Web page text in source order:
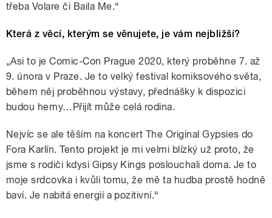
třeba Volare či Baila Me.“
Která z věcí, kterým se věnujete, je vám nejbližší?
„Asi to je Comic-Con Prague 2020, který proběhne 7. až
9. února v Praze. Je to velký festival komiksového světa,
během něj proběhnou výstavy, přednášky k dispozici
budou herny…Přijít může celá rodina.
Nejvíc se ale těším na koncert The Original Gypsies do
Fora Karlín. Tento projekt je mi velmi blízký už proto, že
jsme s rodiči kdysi Gipsy Kings poslouchali doma. Je to
moje srdcovka i kvůli tomu, že mě ta hudba prostě hodně
baví. Je nabitá energií a pozitivní.“